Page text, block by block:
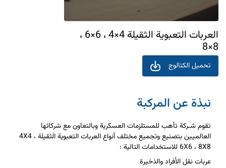
العربات التعبوية الثقيلة 4×4 ، 6×6 ،
8×8
تحميل الكتالوج
نبذة عن المركبة
تقوم شـركة تأهب للمستلزمات العسكرية وبالتعاون مع شركائها
العالميين بتصنيع وتجميع مختلف أنواع العربات التعبوية الثقيلة 4X4 ،
6X6 ، 8X8 للاستخدامات التالية :
عربات نقل الأفراد والذخيرة